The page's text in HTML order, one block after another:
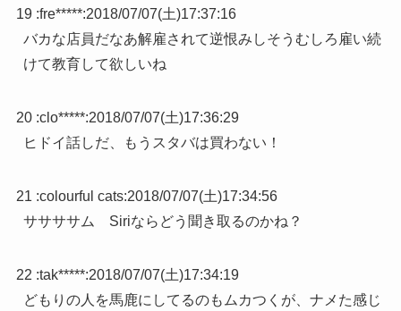
19 :fre*****:2018/07/07(土)17:37:16
バカな店員だなあ解雇されて逆恨みしそうむしろ雇い続
けて教育して欲しいね
20 :clo*****:2018/07/07(土)17:36:29
ヒドイ話しだ、もうスタバは買わない！
21 :colourful cats:2018/07/07(土)17:34:56
ササササム Siriならどう聞き取るのかね？
22 :tak*****:2018/07/07(土)17:34:19
どもりの人を馬鹿にしてるのもムカつくが、ナメた感じ